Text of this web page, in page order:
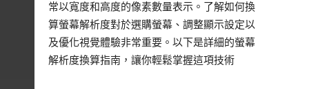
常以寬度和高度的像素數量表示。了解如何換
算螢幕解析度對於選購螢幕、調整顯示設定以
及優化視覺體驗非常重要。以下是詳細的螢幕
解析度換算指南，讓你輕鬆掌握這項技術